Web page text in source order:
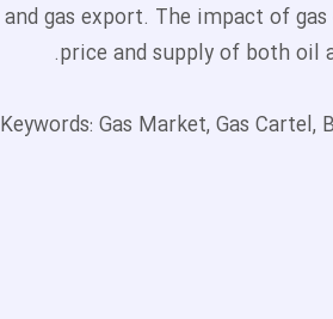
gas export. The impact of
price and supply of both oil
Keywords: Gas Market, Gas Cartel,